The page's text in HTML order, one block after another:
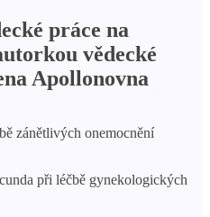
práce na
vědecké
Apollonovna
zánětlivých onemocnění
při léčbě gynekologických